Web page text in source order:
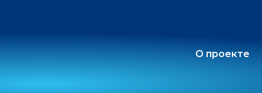
О проекте